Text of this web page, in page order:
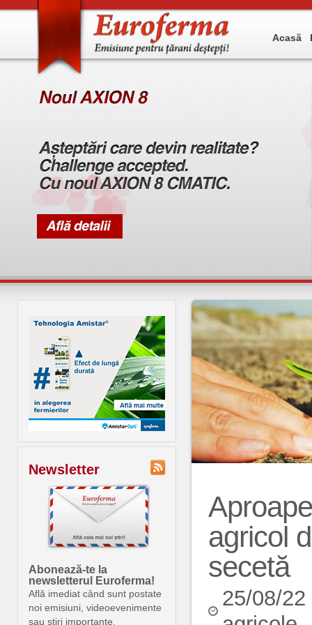
Acasă
Newsletter
Abonează-te la
newsletterul Euroferma!
Află imediat când sunt postate
noi emisiuni, videoevenimente
sau știri importante.
agricol
secetă
25/08/